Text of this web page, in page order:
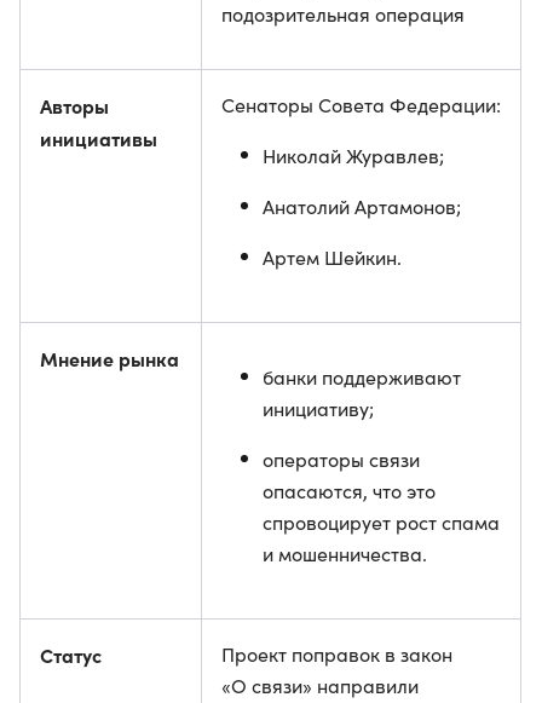
подозрительная операция
Авторы
инициативы
Сенаторы Совета Федерации:
Николай Журавлев;
Анатолий Артамонов;
Артем Шейкин.
Мнение рынка
банки поддерживают
инициативу;
операторы связи
опасаются, что это
спровоцирует рост спама
и мошенничества.
Статус
Проект поправок в закон
«О связи» направили